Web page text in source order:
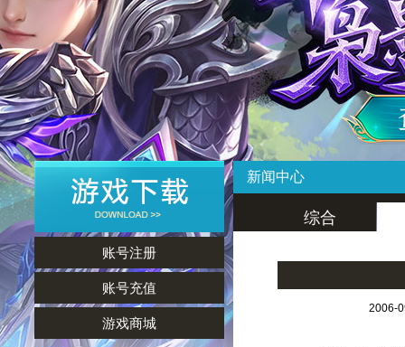
账号注册
账号充值
游戏商城
新闻中心
综合
2006-